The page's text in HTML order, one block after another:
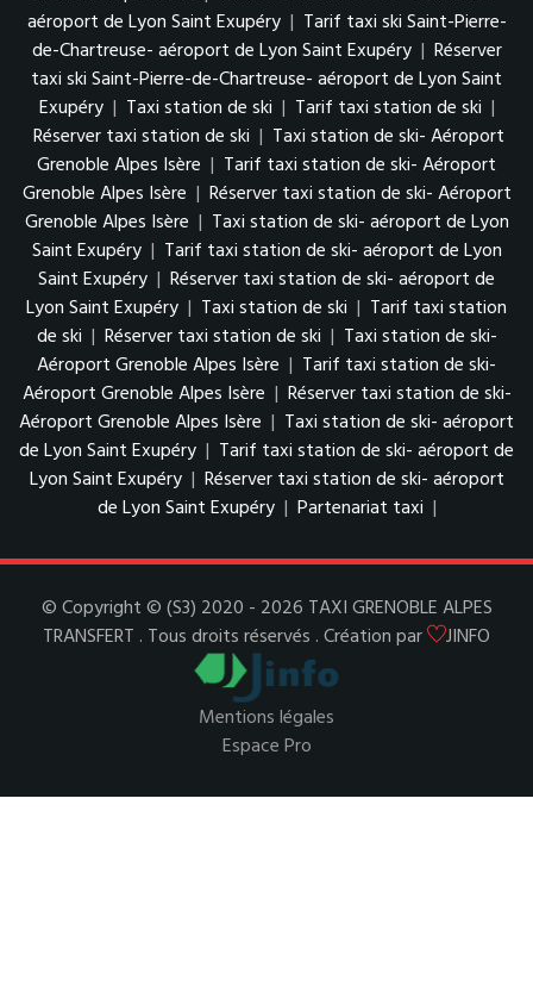
aéroport de Lyon Saint Exupéry | Tarif taxi ski Saint-Pierre-
de-Chartreuse- aéroport de Lyon Saint Exupéry | Réserver
taxi ski Saint-Pierre-de-Chartreuse- aéroport de Lyon Saint
Exupéry | Taxi station de ski | Tarif taxi station de ski |
Réserver taxi station de ski | Taxi station de ski- Aéroport
Grenoble Alpes Isère | Tarif taxi station de ski- Aéroport
Grenoble Alpes Isère | Réserver taxi station de ski- Aéroport
Grenoble Alpes Isère | Taxi station de ski- aéroport de Lyon
Saint Exupéry | Tarif taxi station de ski- aéroport de Lyon
Saint Exupéry | Réserver taxi station de ski- aéroport de
Lyon Saint Exupéry | Taxi station de ski | Tarif taxi station
de ski | Réserver taxi station de ski | Taxi station de ski-
Aéroport Grenoble Alpes Isère | Tarif taxi station de ski-
Aéroport Grenoble Alpes Isère | Réserver taxi station de ski-
Aéroport Grenoble Alpes Isère | Taxi station de ski- aéroport
de Lyon Saint Exupéry | Tarif taxi station de ski- aéroport de
Lyon Saint Exupéry | Réserver taxi station de ski- aéroport
de Lyon Saint Exupéry | Partenariat taxi |
© Copyright © (S3) 2020 - 2026 TAXI GRENOBLE ALPES
TRANSFERT . Tous droits réservés . Création par
JINFO
Mentions légales
Espace Pro